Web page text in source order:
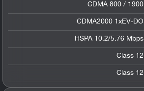
CDMA 800 / 1900
CDMA2000 1xEV-DO
HSPA 10.2/5.76 Mbps
Class 12
Class 12